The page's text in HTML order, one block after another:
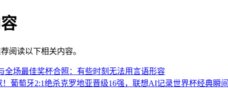
阅读以下相关内容。
全场最佳奖杯合照：有些时刻无法用言语形容
葡萄牙2:1绝杀克罗地亚晋级16强，联想AI记录世界杯经典瞬间